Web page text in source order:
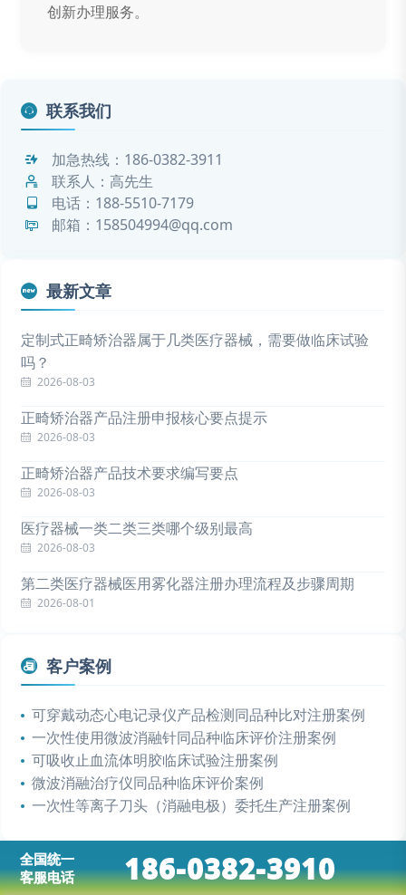
创新办理服务。
联系我们
加急热线： 186-0382-3911
联系人：高先生
电话： 188-5510-7179
邮箱：158504994@qq.com
最新文章
定制式正畸矫治器属于几类医疗器械，需要做临床试验
吗？
2026-08-03
正畸矫治器产品注册申报核心要点提示
2026-08-03
正畸矫治器产品技术要求编写要点
2026-08-03
医疗器械一类二类三类哪个级别最高
2026-08-03
第二类医疗器械医用雾化器注册办理流程及步骤周期
2026-08-01
客户案例
可穿戴动态心电记录仪产品检测同品种比对注册案例
一次性使用微波消融针同品种临床评价注册案例
可吸收止血流体明胶临床试验注册案例
微波消融治疗仪同品种临床评价案例
一次性等离子刀头（消融电极）委托生产注册案例
全国统一
客服电话
186-0382-3910